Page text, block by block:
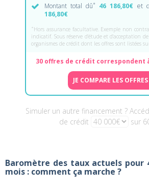
Montant total dû* 46 186,80€ et
186,80€
* Hors assurance facultative. Exemple non
indicatif. Sous réserve d'étude et d'acceptation
organismes de crédit dont les offres sont listées
30 offres de crédit correspondent
JE COMPARE LES OFFRES
Simuler un autre financement ?
de crédit
sur
Baromètre des taux actuels pour
mois : comment ça marche ?